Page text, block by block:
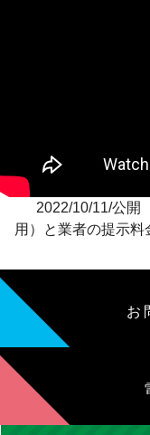
2022/10/11/公開
用）と業者の提示
お